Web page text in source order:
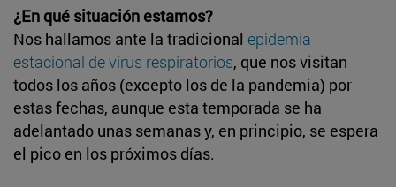
¿En qué situación estamos?
Nos hallamos ante la tradicional epidemia
estacional de virus respiratorios, que nos visitan
todos los años (excepto los de la pandemia) por
estas fechas, aunque esta temporada se ha
adelantado unas semanas y, en principio, se espera
el pico en los próximos días.